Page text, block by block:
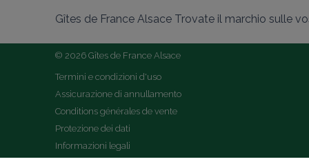
Gîtes de France Alsace Trovate il marchio sulle
© 2026 Gîtes de France Alsace
Termini e condizioni d'uso
Assicurazione di annullamento
Conditions générales de vente
Protezione dei dati
Informazioni legali